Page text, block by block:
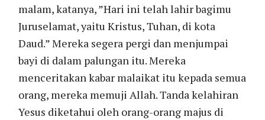
malam, katanya, ”Hari ini telah lahir bagimu
Juruselamat, yaitu Kristus, Tuhan, di kota
Daud.” Mereka segera pergi dan menjumpai
bayi di dalam palungan itu. Mereka
menceritakan kabar malaikat itu kepada semua
orang, mereka memuji Allah. Tanda kelahiran
Yesus diketahui oleh orang-orang majus di